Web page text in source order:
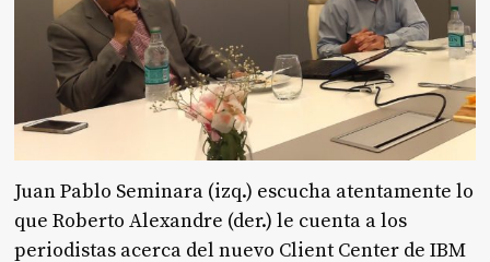
Juan Pablo Seminara (izq.) escucha atentamente lo
que Roberto Alexandre (der.) le cuenta a los
periodistas acerca del nuevo Client Center de IBM